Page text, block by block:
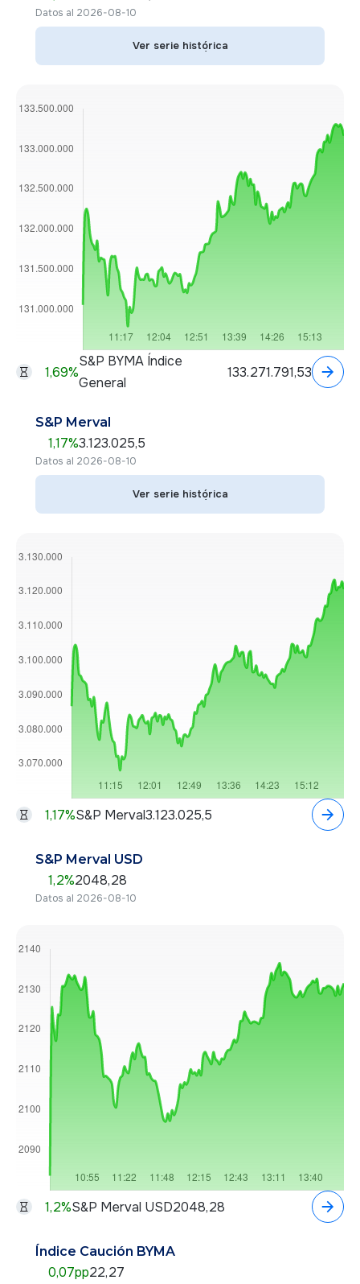
Datos al 2026-08-10
Ver serie histórica
Ver serie histórica
S&P BYMA Índice
General
133.271.791,53
1,69%
S&P Merval
3.123.025,5
1,17%
Datos al 2026-08-10
Ver serie histórica
Ver serie histórica
S&P Merval3.123.025,5
1,17%
S&P Merval USD
2048,28
1,2%
Datos al 2026-08-10
S&P Merval USD2048,28
1,2%
Índice Caución BYMA
22,27
0,07pp